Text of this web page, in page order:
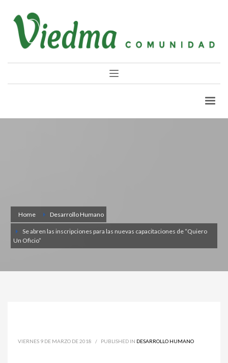
Home Desarrollo Humano
Se abren las inscripciones para las nuevas capacitaciones de “Quiero
Un Oficio”
VIERNES 9 DE MARZO DE 2018 / PUBLISHED IN DESARROLLO HUMANO